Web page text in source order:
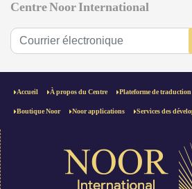
Centre Noor International
Accueil À propos du Centre Plateforme de traduction
Boutique Noor Noor applications Services des